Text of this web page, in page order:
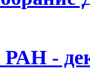
-